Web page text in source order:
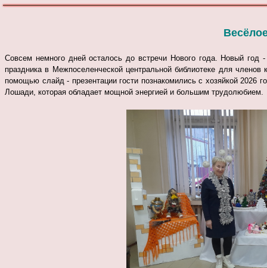
Совсем немного дней осталось до встречи Нового года. Новый
праздника в Межпоселенческой центральной библиотеке для
помощью слайд - презентации гости познакомились с хозяйкой 2026
Лошади, которая обладает мощной энергией и большим трудолюбием.